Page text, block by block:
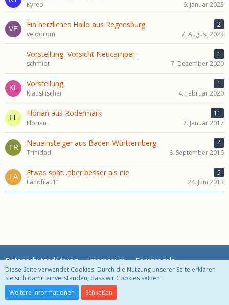
Kyreol
6. Januar 2025
Ein herzliches Hallo aus Regensburg
2
velodrom
7. August 2023
Vorstellung, Vorsicht Neucamper !
1
schmidt
7. Dezember 2020
Vorstellung
1
KlausFischer
4. Februar 2020
Florian aus Rödermark
11
Florian
7. Januar 2017
Neueinsteiger aus Baden-Württemberg
4
Trinidad
8. September 2016
Etwas spät...aber besser als nie
5
Landfrau11
24. Juni 2013
Datenschutzerklärung Impressum Forenregeln
Community-Software:
Diese Seite verwendet Cookies. Durch die Nutzung unserer Seite erklären
Sie sich damit einverstanden, dass wir Cookies setzen.
Weitere Informationen
Schließen